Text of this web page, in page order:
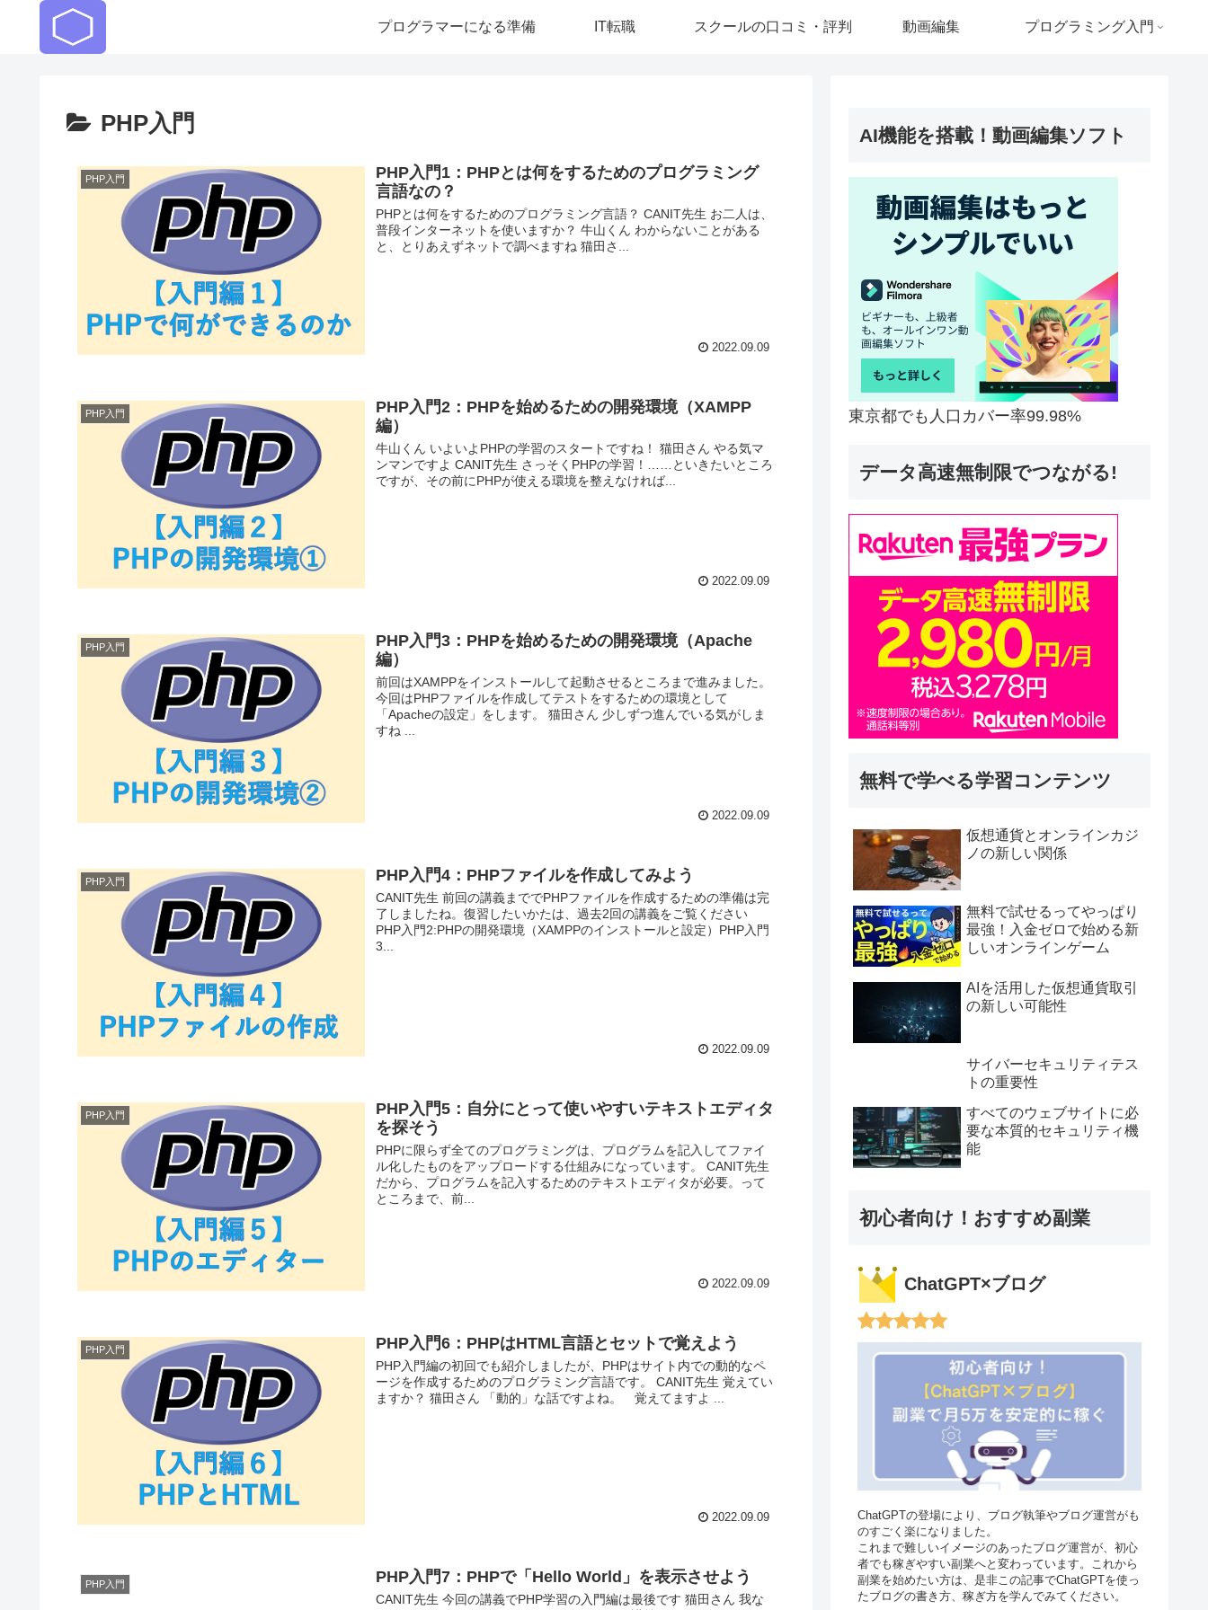
プログラマーになる準備 IT転職 スクールの口コミ・評判 動画編集 プログラミング入門
PHP入門
PHP入門
PHP入門1：PHPとは何をするためのプログラミング
言語なの？
PHPとは何をするためのプログラミング言語？ CANIT先生 お二人は、
普段インターネットを使いますか？ 牛山くん わからないことがある
と、とりあえずネットで調べますね 猫田さ...
2022.09.09
PHP入門
PHP入門2：PHPを始めるための開発環境（XAMPP
編）
牛山くん いよいよPHPの学習のスタートですね！ 猫田さん やる気マ
ンマンですよ CANIT先生 さっそくPHPの学習！……といきたいところ
ですが、その前にPHPが使える環境を整えなければ...
2022.09.09
PHP入門
PHP入門3：PHPを始めるための開発環境（Apache
編）
前回はXAMPPをインストールして起動させるところまで進みました。
今回はPHPファイルを作成してテストをするための環境として
「Apacheの設定」をします。 猫田さん 少しずつ進んでいる気がしま
すね ...
2022.09.09
PHP入門 PHP入門4：PHPファイルを作成してみよう
CANIT先生 前回の講義まででPHPファイルを作成するための準備は完
了しましたね。復習したいかたは、過去2回の講義をご覧ください
PHP入門2:PHPの開発環境（XAMPPのインストールと設定）PHP入門
3...
2022.09.09
PHP入門
PHP入門5：自分にとって使いやすいテキストエディタ
を探そう
PHPに限らず全てのプログラミングは、プログラムを記入してファイ
ル化したものをアップロードする仕組みになっています。 CANIT先生
だから、プログラムを記入するためのテキストエディタが必要。って
ところまで、前...
2022.09.09
PHP入門 PHP入門6：PHPはHTML言語とセットで覚えよう
PHP入門編の初回でも紹介しましたが、PHPはサイト内での動的なペ
ージを作成するためのプログラミング言語です。 CANIT先生 覚えてい
ますか？ 猫田さん 「動的」な話ですよね。 覚えてますよ ...
2022.09.09
PHP入門 PHP入門7：PHPで「Hello World」を表示させよう
CANIT先生 今回の講義でPHP学習の入門編は最後です 猫田さん 我な
AI機能を搭載！動画編集ソフト
東京都でも人口カバー率99.98%
データ高速無制限でつながる!
無料で学べる学習コンテンツ
仮想通貨とオンラインカジ
ノの新しい関係
無料で試せるってやっぱり
最強！入金ゼロで始める新
しいオンラインゲーム
AIを活用した仮想通貨取引
の新しい可能性
サイバーセキュリティテス
トの重要性
すべてのウェブサイトに必
要な本質的セキュリティ機
能
初心者向け！おすすめ副業
ChatGPT×ブログ
ChatGPTの登場により、ブログ執筆やブログ運営がも
のすごく楽になりました。
これまで難しいイメージのあったブログ運営が、初心
者でも稼ぎやすい副業へと変わっています。これから
副業を始めたい方は、是非この記事でChatGPTを使っ
たブログの書き方、稼ぎ方を学んでみてください。